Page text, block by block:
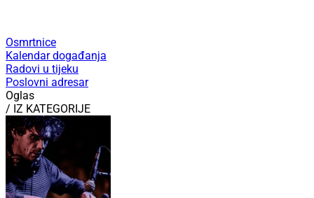
Osmrtnice
Kalendar događanja
Radovi u tijeku
Poslovni adresar
Oglas
/ IZ KATEGORIJE